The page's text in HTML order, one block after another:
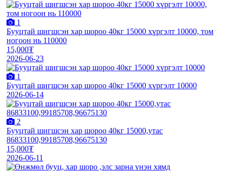
1
Бууцтай шигшсэн хар шороо 40кг 15000 хүргэлт 10000, том
ногоон нь 110000
15,000₮
2026-06-23
1
Бууцтай шигшсэн хар шороо 40кг 15000 хүргэлт 10000
2026-06-14
2
Бууцтай шигшсэн хар шороо 40кг 15000,утас
86833100,99185708,96675130
15,000₮
2026-06-11